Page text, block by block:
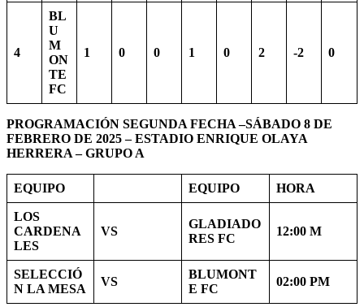
4
BL
U
M
ON
TE
FC
1 0 0 1 0 2 -2 0
PROGRAMACIÓN SEGUNDA FECHA –SÁBADO 8 DE
FEBRERO DE 2025 – ESTADIO ENRIQUE OLAYA
HERRERA – GRUPO A
EQUIPO EQUIPO HORA
LOS
CARDENA
LES
VS
GLADIADO
RES FC
12:00 M
SELECCIÓ
N LA MESA
VS
BLUMONT
E FC
02:00 PM